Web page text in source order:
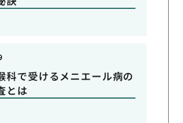
科で受けるメニエール病の
とは